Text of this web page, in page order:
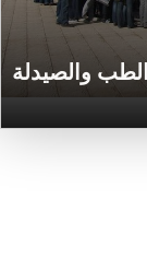
والصيدلة